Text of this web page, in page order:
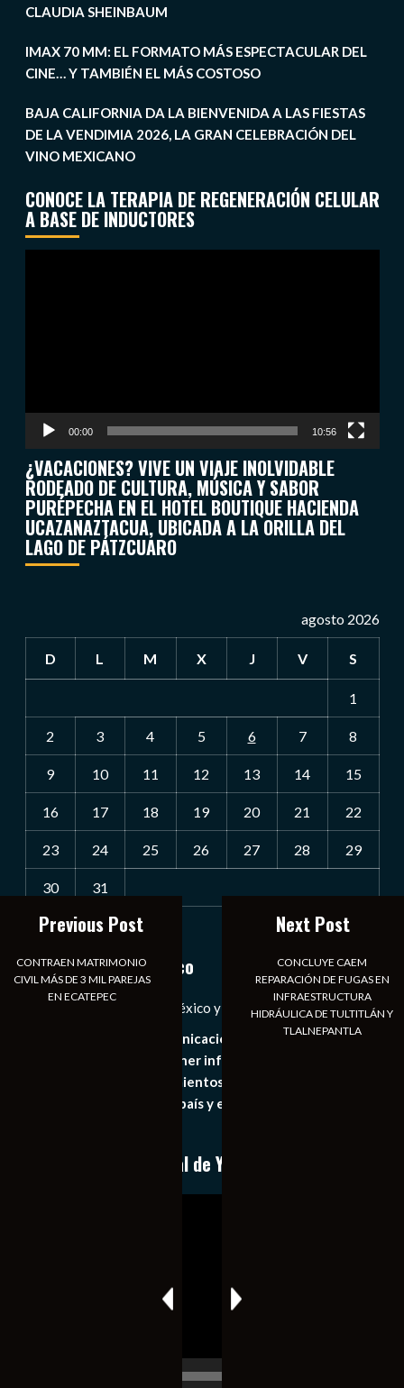
CLAUDIA SHEINBAUM
IMAX 70 MM: EL FORMATO MÁS ESPECTACULAR DEL
CINE… Y TAMBIÉN EL MÁS COSTOSO
BAJA CALIFORNIA DA LA BIENVENIDA A LAS FIESTAS
DE LA VENDIMIA 2026, LA GRAN CELEBRACIÓN DEL
VINO MEXICANO
CONOCE LA TERAPIA DE REGENERACIÓN CELULAR
A BASE DE INDUCTORES
00:00 10:56
¿VACACIONES? VIVE UN VIAJE INOLVIDABLE
RODEADO DE CULTURA, MÚSICA Y SABOR
PURÉPECHA EN EL HOTEL BOUTIQUE HACIENDA
UCAZANAZTACUA, UBICADA A LA ORILLA DEL
LAGO DE PÁTZCUARO
agosto 2026
D L M X J V S
1
2 3 4 5 6 7 8
9 10 11 12 13 14 15
16 17 18 19 20 21 22
23 24 25 26 27 28 29
30 31
« Jul
Notiexpress de México
Las Noticias Diarias de México y el Mundo a Tu Alcance
Somos un medio de comunicación digital que tiene como
principal objetivo mantener informado al publico en
general de los acontecimientos mas recientes e
importantes de nuestro país y el mundo de forma eficaz,
Conoce nuestro canal de YouTube
Previous Post
CONTRAEN MATRIMONIO
CIVIL MÁS DE 3 MIL PAREJAS
EN ECATEPEC
Next Post
CONCLUYE CAEM
REPARACIÓN DE FUGAS EN
INFRAESTRUCTURA
HIDRÁULICA DE TULTITLÁN Y
TLALNEPANTLA